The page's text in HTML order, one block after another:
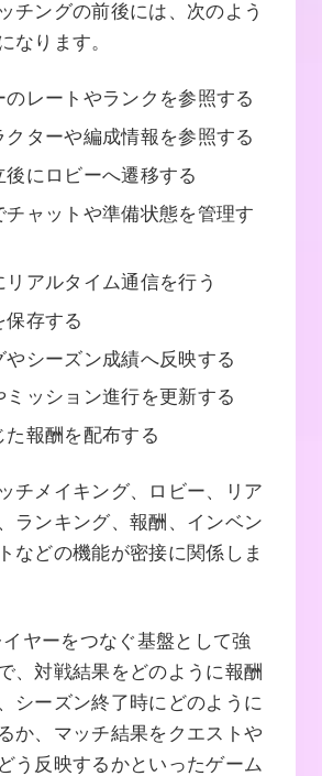
チングの前後には、次のよう
なります。
のレートやランクを参照する
クターや編成情報を参照する
後にロビーへ遷移する
チャットや準備状態を管理す
リアルタイム通信を行う
保存する
やシーズン成績へ反映する
ミッション進行を更新する
た報酬を配布する
チメイキング、ロビー、リア
ランキング、報酬、インベン
などの機能が密接に関係しま
ヤーをつなぐ基盤として強
、対戦結果をどのように報酬
シーズン終了時にどのように
か、マッチ結果をクエストや
う反映するかといったゲーム